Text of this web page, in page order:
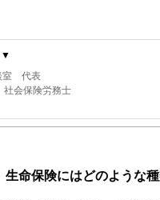
▼
室 代表
社会保険労務士
闘機パイロット。在職中に
めの資金計画や家計の見直しをお
生命保険にはどのような